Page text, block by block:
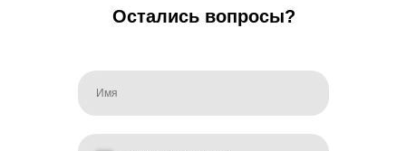
Остались вопросы?